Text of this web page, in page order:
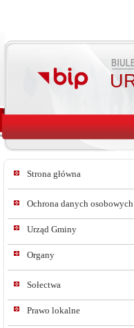
Strona główna
Ochrona danych osobowych
Urząd Gminy
Organy
Sołectwa
Prawo lokalne